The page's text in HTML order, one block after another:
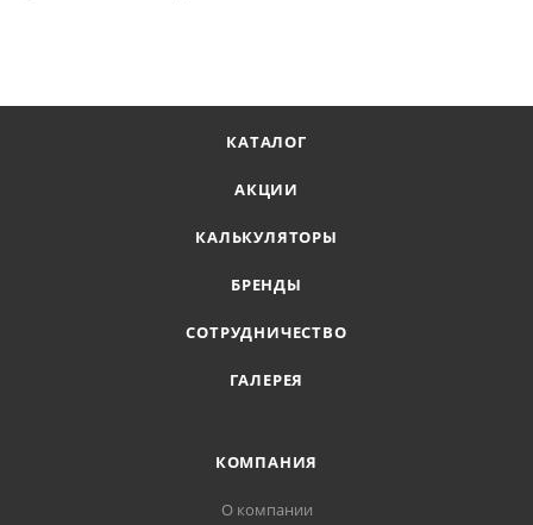
КАТАЛОГ
АКЦИИ
КАЛЬКУЛЯТОРЫ
БРЕНДЫ
СОТРУДНИЧЕСТВО
ГАЛЕРЕЯ
КОМПАНИЯ
О компании